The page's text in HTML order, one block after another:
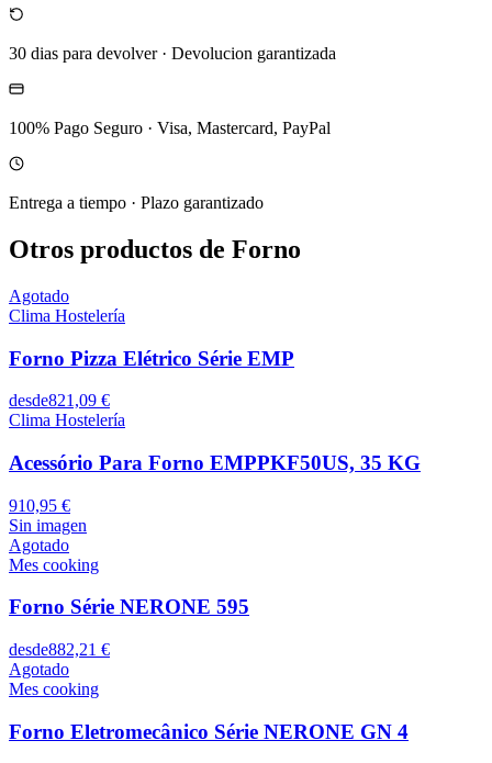
30 dias para devolver· Devolucion garantizada
100% Pago Seguro · Visa, Mastercard, PayPal
Entrega a tiempo · Plazo garantizado
Otros productos de Forno
Agotado
Clima Hostelería
Forno Pizza Elétrico Série EMP
desde821,09 €
Clima Hostelería
Acessório Para Forno EMPPKF50US, 35 KG
910,95 €
Sin imagen
Agotado
Mes cooking
Forno Série NERONE 595
desde882,21 €
Agotado
Mes cooking
Forno Eletromecânico Série NERONE GN 4